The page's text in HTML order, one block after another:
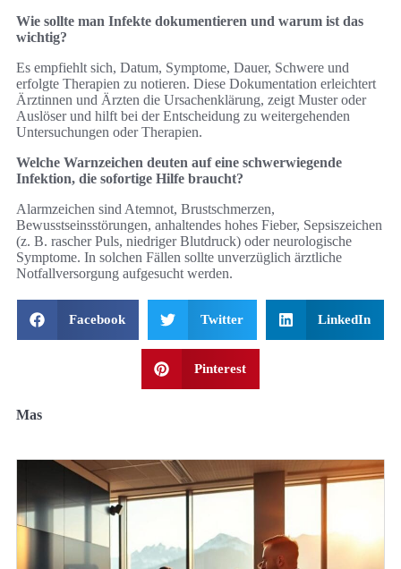
Wie sollte man Infekte dokumentieren und warum ist das
wichtig?
Es empfiehlt sich, Datum, Symptome, Dauer, Schwere und
erfolgte Therapien zu notieren. Diese Dokumentation erleichtert
Ärztinnen und Ärzten die Ursachenklärung, zeigt Muster oder
Auslöser und hilft bei der Entscheidung zu weitergehenden
Untersuchungen oder Therapien.
Welche Warnzeichen deuten auf eine schwerwiegende
Infektion, die sofortige Hilfe braucht?
Alarmzeichen sind Atemnot, Brustschmerzen,
Bewusstseinsstörungen, anhaltendes hohes Fieber, Sepsiszeichen
(z. B. rascher Puls, niedriger Blutdruck) oder neurologische
Symptome. In solchen Fällen sollte unverzüglich ärztliche
Notfallversorgung aufgesucht werden.
Facebook Twitter LinkedIn
Pinterest
Mas